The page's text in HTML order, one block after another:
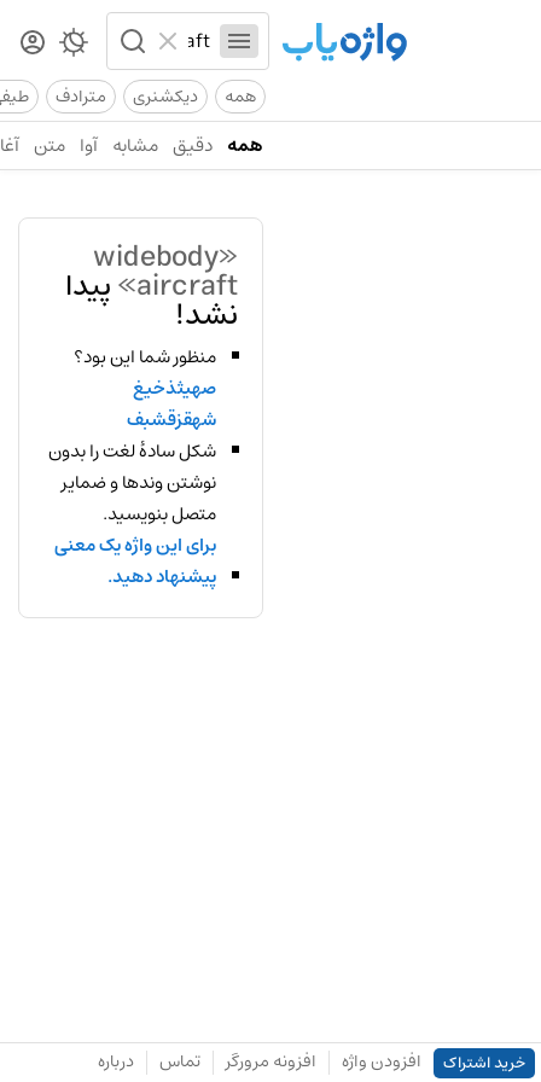
همه دیکشنری مترادف
همه دقیق مشابه آوا متن
«widebody
aircraft» پیدا
نشد!
منظور شما این بود؟
صهیثذخیغ
شهقزقشبف
شکل سادهٔ لغت را بدون
نوشتن وندها و ضمایر
متصل بنویسید.
برای این واژه یک معنی
پیشنهاد دهید.
خرید اشتراک افزودن واژه افزونه مرورگر تماس درباره